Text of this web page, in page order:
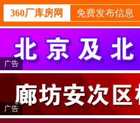
360厂库房网 免费发布信息
广告
广告